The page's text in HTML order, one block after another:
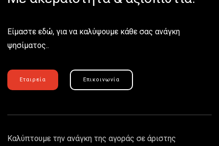
Είμαστε εδώ, για να καλύψουμε κάθε σας ανάγκη
ψησίματος..
Εταιρεία Επικοινωνία
Καλύπτουμε την ανάγκη της αγοράς σε άριστης